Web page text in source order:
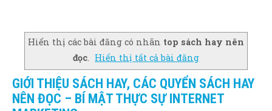
Hiển thị các bài đăng có nhãn top sách hay nên
đọc. Hiển thị tất cả bài đăng
GIỚI THIỆU SÁCH HAY, CÁC QUYỂN SÁCH HAY
NÊN ĐỌC – BÍ MẬT THỰC SỰ INTERNET